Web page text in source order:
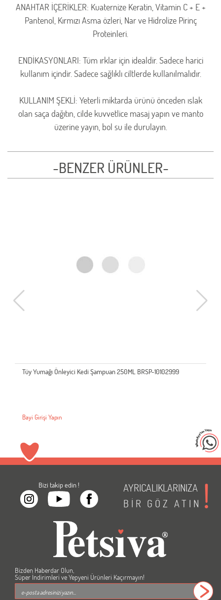
ANAHTAR İÇERİKLER: Kuaternize Keratin, Vitamin C + E +
Pantenol, Kırmızı Asma özleri, Nar ve Hidrolize Pirinç
Proteinleri.
ENDİKASYONLARI: Tüm ırklar için idealdir. Sadece harici
kullanım içindir. Sadece sağlıklı ciltlerde kullanılmalıdır.
KULLANIM ŞEKLİ: Yeterli miktarda ürünü önceden ıslak
olan saça dağıtın, cilde kuvvetlice masaj yapın ve manto
üzerine yayın, bol su ile durulayın.
-BENZER ÜRÜNLER-
Tüy Yumağı Önleyici Kedi Şampuan 250ML BRSP-10102999
Bayi Girişi Yapın
Bizi takip edin !
AYRICALIKLARINIZA
BİR GÖZ ATIN
Bizden Haberdar Olun,
Süper İndirimleri ve Yepyeni Ürünleri Kaçırmayın!